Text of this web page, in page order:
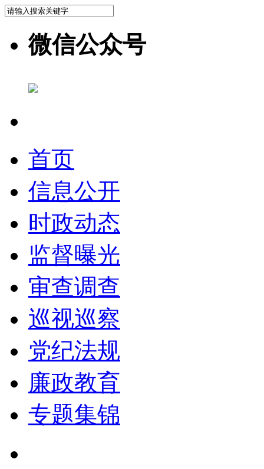
微信公众号
首页
信息公开
时政动态
监督曝光
审查调查
巡视巡察
党纪法规
廉政教育
专题集锦